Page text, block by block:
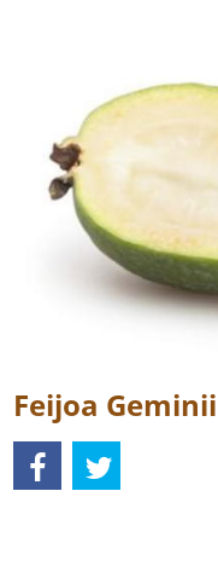
Feijoa Geminii